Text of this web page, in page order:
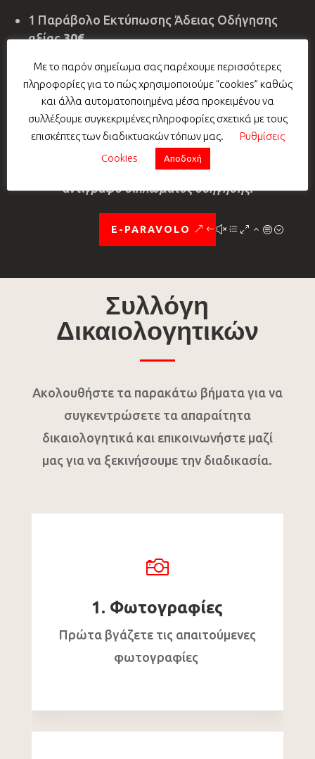
1 Παράβολο Εκτύπωσης Άδειας Οδήγησης
αξίας 30€.
Οδήγησης αξίας9,02€
ΚΟΣΤΟΣ ΠΑΡΑΒΟΛΩΝ : 39,02 €
Αναλαμβάνουμε για εσάς την έκδοση και την
πληρωμή των παραβόλων που απαιτούνται για το
αντίγραφο διπλώματος οδήγησης.
E-PARAVOLO
Συλλόγη
Δικαιολογητικών
Ακολουθήστε τα παρακάτω βήματα για να
συγκεντρώσετε τα απαραίτητα
δικαιολογητικά και επικοινωνήστε μαζί
μας για να ξεκινήσουμε την διαδικασία.

1. Φωτογραφίες
Πρώτα βγάζετε τις απαιτούμενες
φωτογραφίες
Με το παρόν σημείωμα σας παρέχουμε περισσότερες
πληροφορίες για το πώς χρησιμοποιούμε “cookies” καθώς
και άλλα αυτοματοποιημένα μέσα προκειμένου να
συλλέξουμε συγκεκριμένες πληροφορίες σχετικά με τους
επισκέπτες των διαδικτυακών τόπων μας.
Ρυθμίσεις
Cookies
Αποδοχή